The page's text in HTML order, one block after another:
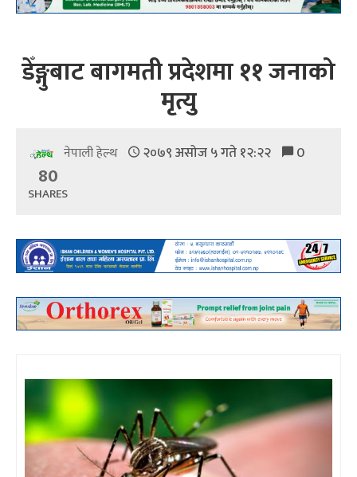
डेँङ्गुबाट बागमती प्रदेशमा ११ जनाको
मृत्यु
नेपाली हेल्थ २०७९ असोज ५ गते १२:२२ 0
80
SHARES